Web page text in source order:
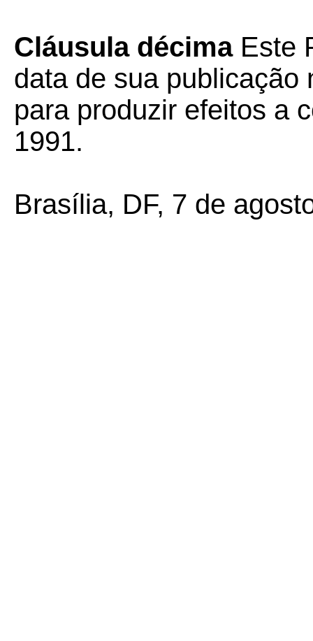
Cláusula décimaEste
data de sua publicação
para produzir efeitos a
1991.
Brasília, DF, 7 de